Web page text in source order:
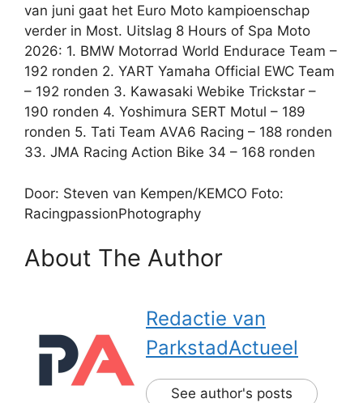
van juni gaat het Euro Moto kampioenschap
verder in Most. Uitslag 8 Hours of Spa Moto
2026: 1. BMW Motorrad World Endurace Team –
192 ronden 2. YART Yamaha Official EWC Team
– 192 ronden 3. Kawasaki Webike Trickstar –
190 ronden 4. Yoshimura SERT Motul – 189
ronden 5. Tati Team AVA6 Racing – 188 ronden
33. JMA Racing Action Bike 34 – 168 ronden
Door: Steven van Kempen/KEMCO Foto:
RacingpassionPhotography
About The Author
Redactie van
ParkstadActueel
See author's posts